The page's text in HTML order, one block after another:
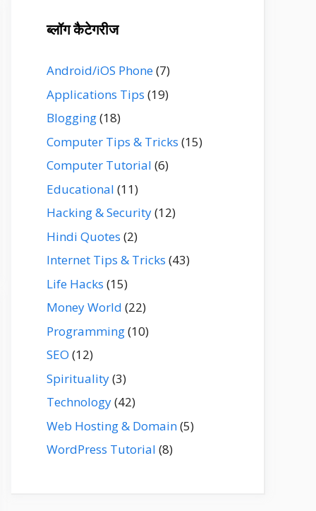
ब्लॉग कैटेगरीज
Android/iOS Phone(7)
Applications Tips (19)
Blogging(18)
Computer Tips & Tricks (15)
Computer Tutorial (6)
Educational (11)
Hacking & Security(12)
Hindi Quotes (2)
Internet Tips & Tricks (43)
Life Hacks (15)
Money World (22)
Programming(10)
SEO (12)
Spirituality(3)
Technology(42)
Web Hosting & Domain(5)
WordPress Tutorial (8)